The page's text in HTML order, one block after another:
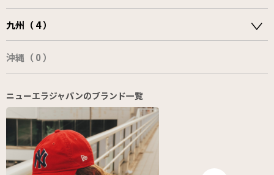
九州（ 4 ）
沖縄（ 0 ）
ニューエラジャパンのブランド一覧